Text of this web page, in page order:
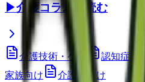
▶介護コラムを読む
介護技術・ケア 認知症ケア
家族向け
介護職向け